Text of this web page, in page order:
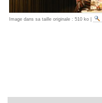
Image dans sa taille originale : 510 ko